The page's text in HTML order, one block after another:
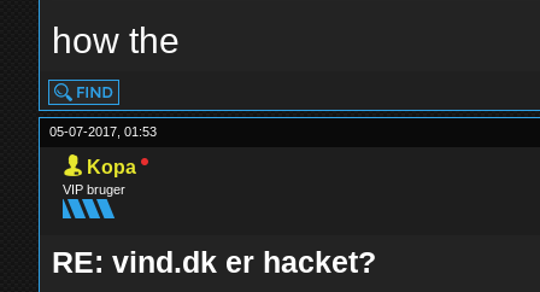
how the
05-07-2017, 01:53
Kopa
VIP bruger
RE: vind.dk er hacket?